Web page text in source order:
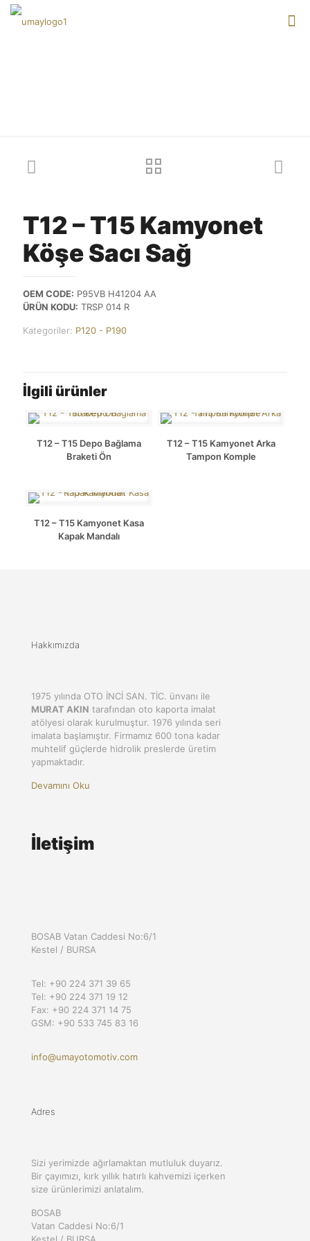
T12 – T15 Kamyonet
Köşe Sacı Sağ
OEM CODE: P95VB H41204 AA
ÜRÜN KODU: TRSP 014 R
Kategoriler: P120 - P190
İlgili ürünler
T12 – T15 Depo Bağlama
Braketi Ön
T12 – T15 Kamyonet Arka
Tampon Komple
T12 – T15 Kamyonet Kasa
Kapak Mandalı
Hakkımızda
1975 yılında OTO İNCİ SAN. TİC. ünvanı ile
MURAT AKIN tarafından oto kaporta imalat
atölyesi olarak kurulmuştur. 1976 yılında seri
imalata başlamıştır. Firmamız 600 tona kadar
muhtelif güçlerde hidrolik preslerde üretim
yapmaktadır.
Devamını Oku
İletişim
BOSAB Vatan Caddesi No:6/1
Kestel / BURSA
Tel: +90 224 371 39 65
Tel: +90 224 371 19 12
Fax: +90 224 371 14 75
GSM: +90 533 745 83 16
info@umayotomotiv.com
Adres
Sizi yerimizde ağırlamaktan mutluluk duyarız.
Bir çayımızı, kırk yıllık hatırlı kahvemizi içerken
size ürünlerimizi anlatalım.
BOSAB
Vatan Caddesi No:6/1